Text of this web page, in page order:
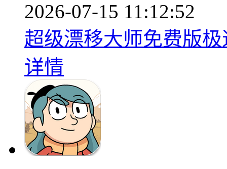
2026-07-15 11:12:52
超级漂移大师免费版
详情